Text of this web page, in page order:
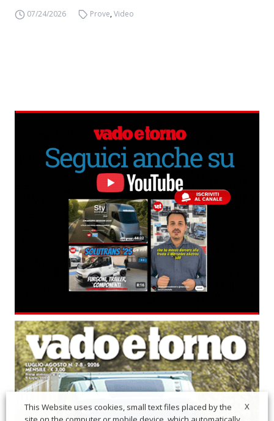
07/24/2026 Prove,Video
X
This Website uses cookies, small text files placed by the